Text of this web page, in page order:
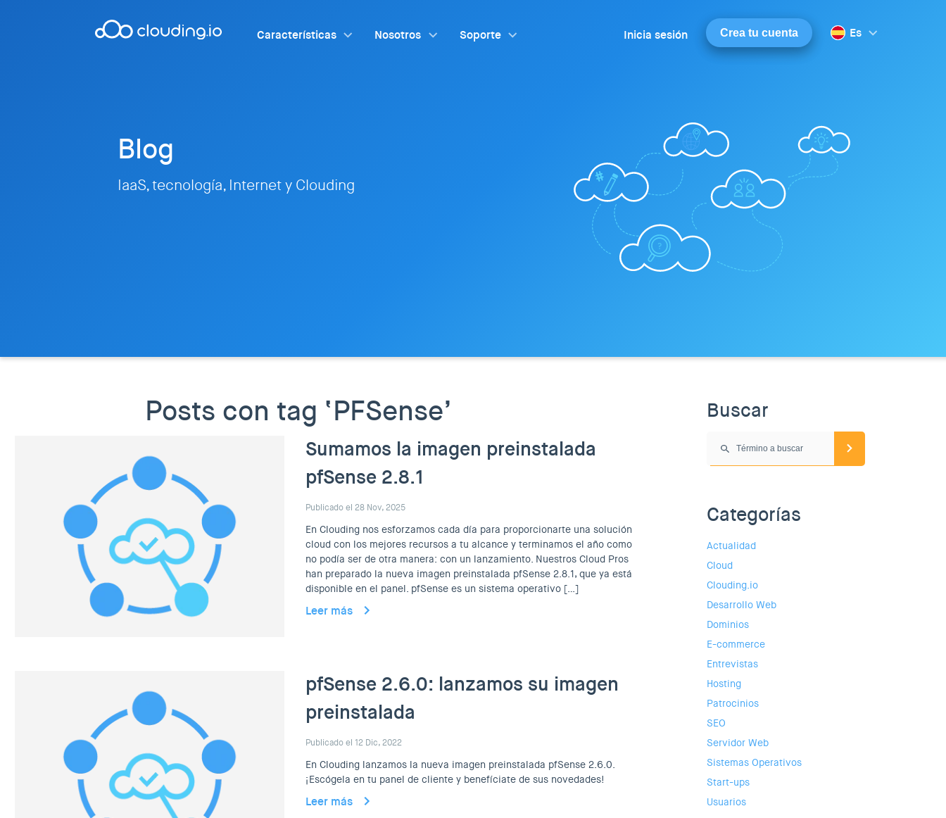
Características Nosotros Soporte Inicia sesión Crea tu cuenta Es
Blog
IaaS, tecnología, Internet y Clouding
Posts con tag ‘PFSense’
Sumamos la imagen preinstalada
pfSense 2.8.1
Publicado el 28 Nov, 2025
En Clouding nos esforzamos cada día para proporcionarte una solución
cloud con los mejores recursos a tu alcance y terminamos el año como
no podía ser de otra manera: con un lanzamiento. Nuestros Cloud Pros
han preparado la nueva imagen preinstalada pfSense 2.8.1, que ya está
disponible en el panel. pfSense es un sistema operativo […]
Leer más
pfSense 2.6.0: lanzamos su imagen
preinstalada
Publicado el 12 Dic, 2022
En Clouding lanzamos la nueva imagen preinstalada pfSense 2.6.0.
¡Escógela en tu panel de cliente y benefíciate de sus novedades!
Leer más
Buscar
Categorías
Actualidad
Cloud
Clouding.io
Desarrollo Web
Dominios
E-commerce
Entrevistas
Hosting
Patrocinios
SEO
Servidor Web
Sistemas Operativos
Start-ups
Usuarios